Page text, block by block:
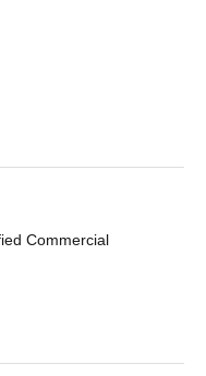
Commercial